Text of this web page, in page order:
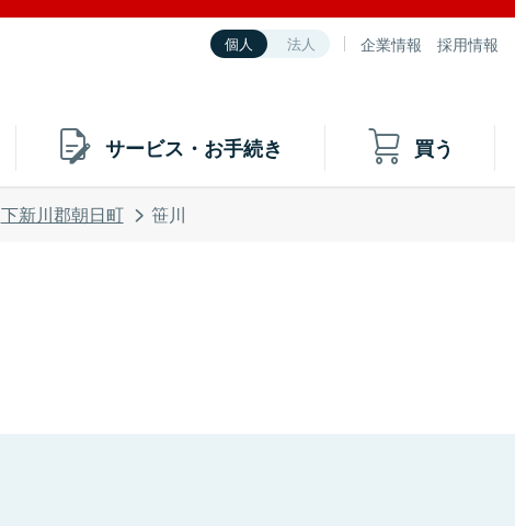
個人 法人 企業情報 採用情報
サービス・お手続き 買う
下新川郡朝日町 笹川